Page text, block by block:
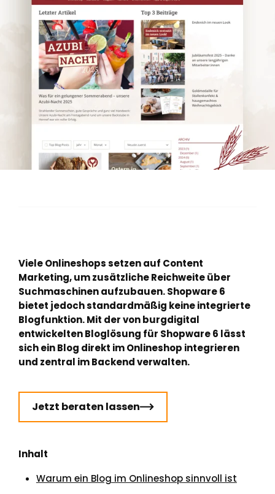
Viele Onlineshops setzen auf Content
Marketing, um zusätzliche Reichweite über
Suchmaschinen aufzubauen. Shopware 6
bietet jedoch standardmäßig keine integrierte
Blogfunktion. Mit der von burgdigital
entwickelten Bloglösung für Shopware 6 lässt
sich ein Blog direkt im Onlineshop integrieren
und zentral im Backend verwalten.
Jetzt beraten lassen
Inhalt
Warum ein Blog im Onlineshop sinnvoll ist